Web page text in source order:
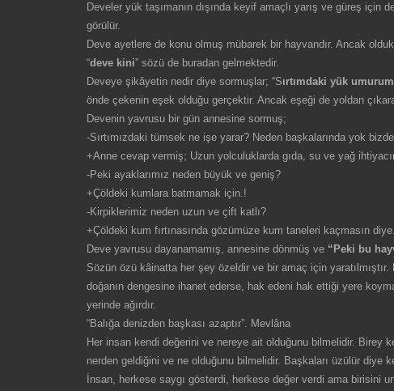
Develer yük taşımanın dışında keyif amaçlı yarış ve güreş için
görülür.
Deve ayetlere de konu olmuş mübarek bir hayvandır. Ancak
“deve kini” sözü de buradan gelmektedir.
Deveye şikâyetin nedir diye sormuşlar; “Sırtımdaki yük
önde çekenin eşek olduğu gerçektir. Ancak eşeği de yoldan
Devenin yavrusu bir gün annesine sormuş;
-Sırtımızdaki tümsek ne işe yarar? Neden başkalarında yok
+Anne cevap vermiş; Uzun yolculuklarda gıda, su ve yağ
-Peki ayaklarımız neden büyük ve geniş?
+Çöldeki kumlara batmamak için.!
-Kirpiklerimiz neden uzun ve çift katlı?
+Çöldeki kum fırtınasında gözümüze kum taneleri kaçmasın
Deve yavrusu dayanamamış, annesine dönmüş ve “Peki bu
Sözün özü kâinatta her şey özeldir ve bir amaç için
doğanın dengesine ihanet ederse, hak edeni hak ettiği yere
yerinde ağırdır.
“Balığa denizden başkası azaptır”. Mevlâna
Her insan kendi değerini ve nereye ait olduğunu bilmelidir.
nerden geldiğini ve ne olduğunu bilmelidir. Başkaları üzülür diye
İnsan, herkese saygı gösterdi, herkese değer verdi ama birisini